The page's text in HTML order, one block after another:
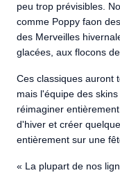
peu trop prévisibles.
comme Poppy faon
des Merveilles
glacées, aux flocons
Ces classiques auront
mais l'équipe des
réimaginer
d'hiver et créer
entièrement sur une
« La plupart de nos